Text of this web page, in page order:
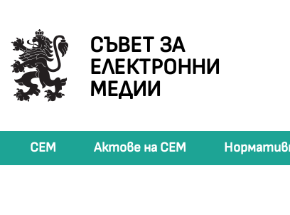
СЪВЕТ ЗА
ЕЛЕКТРОННИ
МЕДИИ
СЕМ Актове на СЕМ